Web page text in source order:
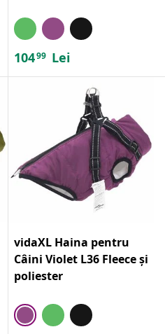
10499 Lei
vidaXL Haina pentru
Câini Violet L36 Fleece și
poliester